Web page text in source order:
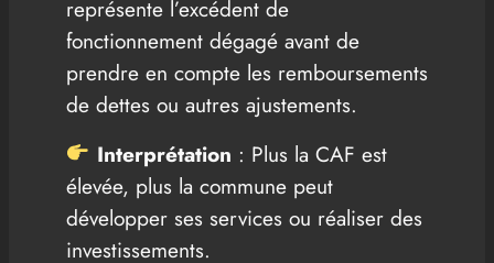
représente l’excédent de
fonctionnement dégagé avant de
prendre en compte les remboursements
de dettes ou autres ajustements.
Interprétation : Plus la CAF est
élevée, plus la commune peut
développer ses services ou réaliser des
investissements.